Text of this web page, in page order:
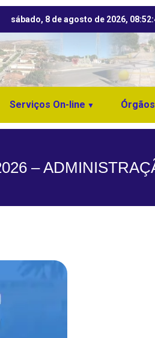
sábado, 8 de agosto de 2026,
Serviços On-line Órgãos
–